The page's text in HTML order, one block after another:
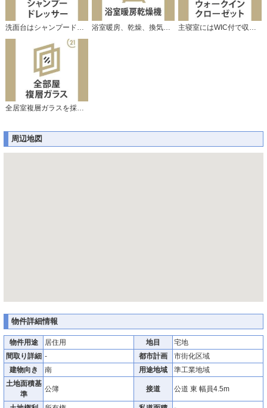
洗面台はシャンプードレッサー仕様です。 浴室暖房、乾燥、換気機能付で快適です♪ 主寝室にはWIC付で収納タップリです。
周辺地図
物件詳細情報
物件用途 居住用 地目
宅地
間取り詳細 - 都市計画
市街化区域
建物向き
南 用途地域
準工業地域
土地面積基
準
公簿 接道 公道 東 幅員4.5m